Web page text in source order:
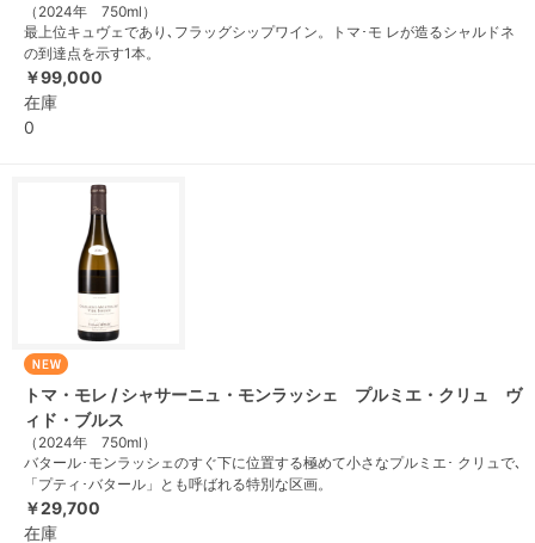
（2024年 750ml）
最上位キュヴェであり､フラッグシップワイン。トマ･モ レが造るシャルドネ
の到達点を示す1本。
￥99,000
在庫
0
トマ・モレ / シャサーニュ・モンラッシェ プルミエ・クリュ ヴ
ィド・ブルス
（2024年 750ml）
バタール･モンラッシェのすぐ下に位置する極めて小さなプルミエ･ クリュで､
「プティ･バタール」とも呼ばれる特別な区画。
￥29,700
在庫